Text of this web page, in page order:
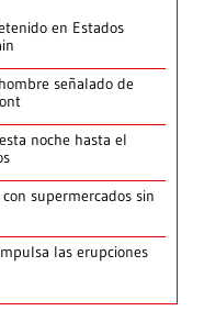
en Estados
señalado de
noche hasta el
supermercados sin
las erupciones